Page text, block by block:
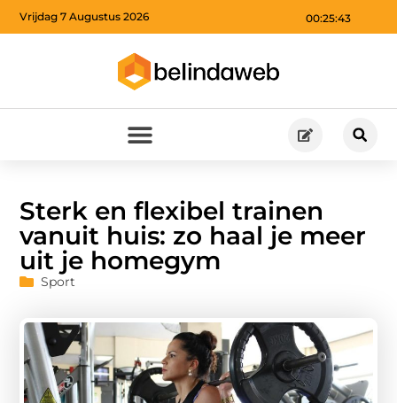
00:25:44
Vrijdag 7 Augustus 2026
Sterk en flexibel trainen
vanuit huis: zo haal je meer
uit je homegym
Sport